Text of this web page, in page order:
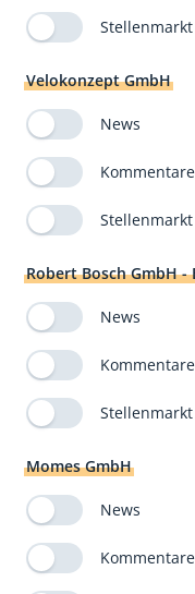
Stellenmarkt
Velokonzept GmbH
News
Kommentare
Stellenmarkt
Robert Bosch GmbH -
News
Kommentare
Stellenmarkt
Momes GmbH
News
Kommentare